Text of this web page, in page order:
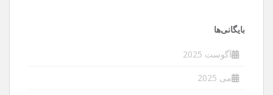
بایگانی‌ها
آگوست 2025
می 2025